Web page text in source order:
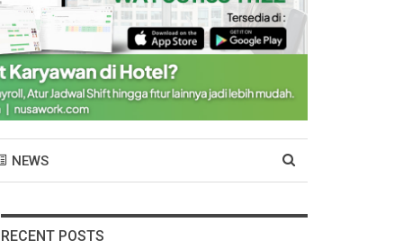
NEWS
RECENT POSTS